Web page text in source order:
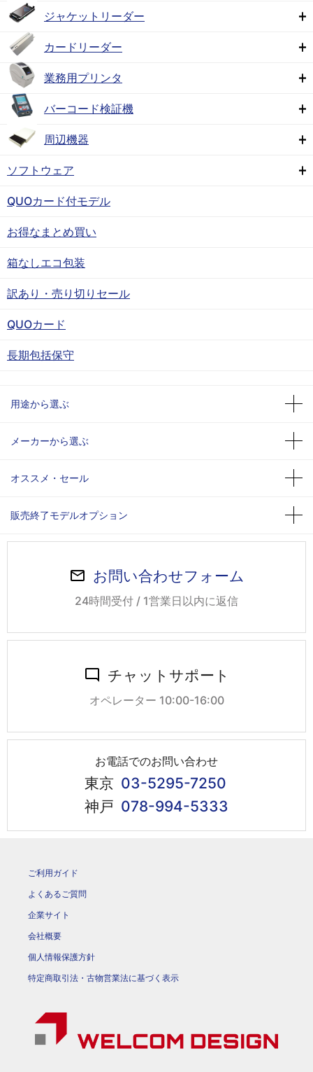
ジャケットリーダー
カードリーダー
業務用プリンタ
バーコード検証機
周辺機器
ソフトウェア
QUOカード付モデル
お得なまとめ買い
箱なしエコ包装
訳あり・売り切りセール
QUOカード
長期包括保守
用途から選ぶ
メーカーから選ぶ
オススメ・セール
販売終了モデルオプション
お問い合わせフォーム
24時間受付 / 1営業日以内に返信
チャットサポート
オペレーター 10:00-16:00
お電話でのお問い合わせ
東京 03-5295-7250
神戸 078-994-5333
ご利用ガイド
よくあるご質問
企業サイト
会社概要
個人情報保護方針
特定商取引法・古物営業法に基づく表示